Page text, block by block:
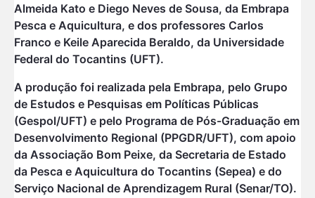
Almeida Kato e Diego Neves de Sousa, da Embrapa
Pesca e Aquicultura, e dos professores Carlos
Franco e Keile Aparecida Beraldo, da Universidade
Federal do Tocantins (UFT).
A produção foi realizada pela Embrapa, pelo Grupo
de Estudos e Pesquisas em Políticas Públicas
(Gespol/UFT) e pelo Programa de Pós-Graduação em
Desenvolvimento Regional (PPGDR/UFT), com apoio
da Associação Bom Peixe, da Secretaria de Estado
da Pesca e Aquicultura do Tocantins (Sepea) e do
Serviço Nacional de Aprendizagem Rural (Senar/TO).